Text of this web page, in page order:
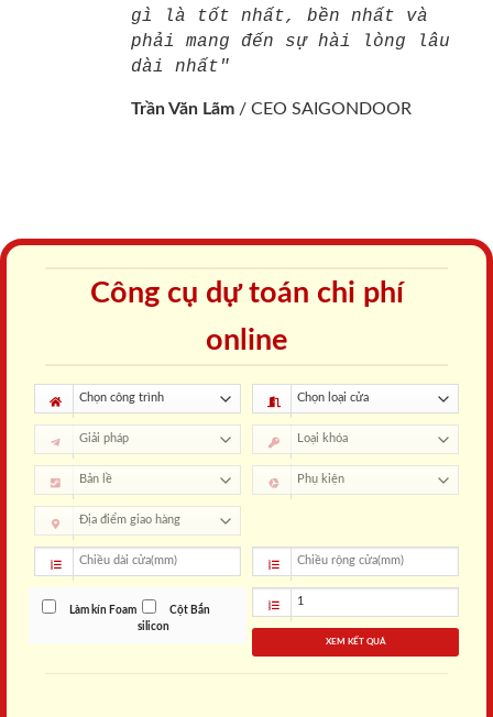
gì là tốt nhất, bền nhất và
phải mang đến sự hài lòng lâu
dài nhất"
Trần Văn Lãm / CEO SAIGONDOOR
Công cụ dự toán chi phí
online
Làm kín Foam
Cột Bắn
silicon
XEM KẾT QUẢ